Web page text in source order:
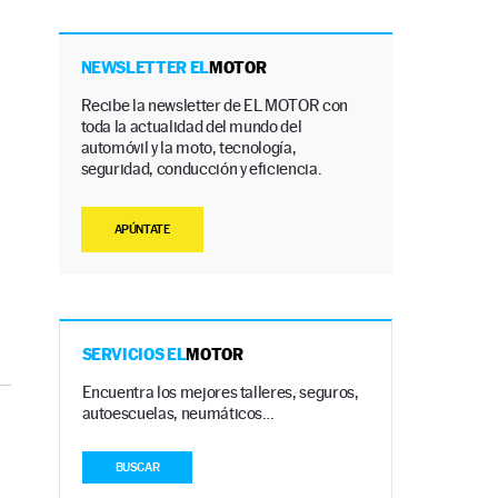
NEWSLETTER ELMOTOR
Recibe la newsletter de EL MOTOR con
toda la actualidad del mundo del
automóvil y la moto, tecnología,
seguridad, conducción y eficiencia.
APÚNTATE
SERVICIOS ELMOTOR
Encuentra los mejores talleres, seguros,
autoescuelas, neumáticos…
BUSCAR